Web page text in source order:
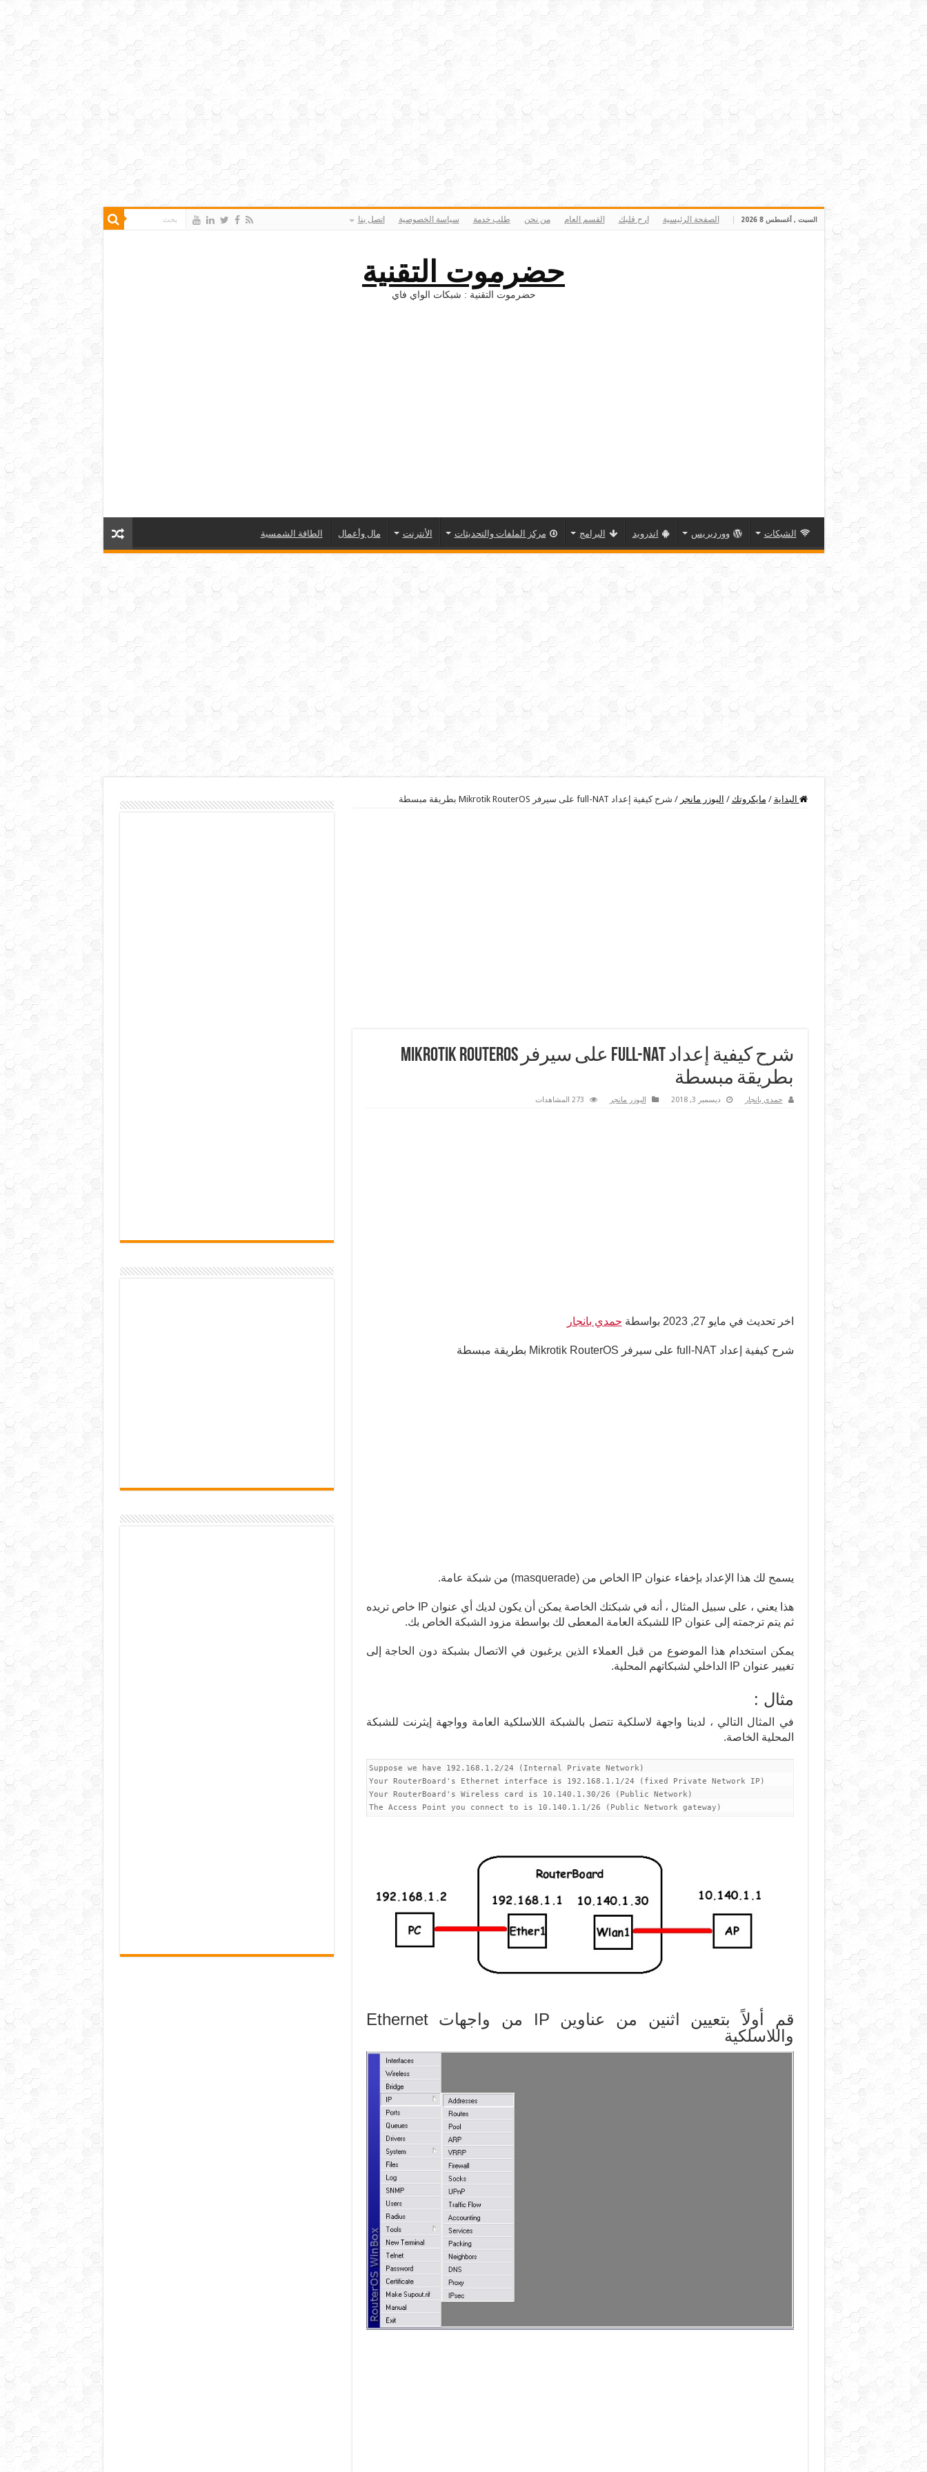
السبت , أغسطس 8 2026 الصفحة الرئيسية ارح قلبك القسم العام من نحن طلب خدمة سياسة الخصوصية اتصل بنا
حضرموت التقنية
حضرموت التقنية : شبكات الواي فاي
الشبكات ووردبريس اندرويد البرامج مركز الملفات والتحديثات الأنترنت مال وأعمال الطاقة الشمسية
البداية / مايكروتك / اليوزر مانجر / شرح كيفية إعداد full-NAT على سيرفر Mikrotik RouterOS بطريقة مبسطة
شرح كيفية إعداد full-NAT على سيرفر Mikrotik RouterOS
بطريقة مبسطة
حمدي بانجار ديسمبر 3, 2018 اليوزر مانجر 273 المشاهدات
اخر تحديث في مايو 27, 2023 بواسطة حمدي بانجار
شرح كيفية إعداد full-NAT على سيرفر Mikrotik RouterOS بطريقة مبسطة
يسمح لك هذا الإعداد بإخفاء عنوان IP الخاص من (masquerade) من شبكة عامة.
هذا يعني ، على سبيل المثال ، أنه في شبكتك الخاصة يمكن أن يكون لديك أي عنوان IP خاص تريده
ثم يتم ترجمته إلى عنوان IP للشبكة العامة المعطى لك بواسطة مزود الشبكة الخاص بك.
يمكن استخدام هذا الموضوع من قبل العملاء الذين يرغبون في الاتصال بشبكة دون الحاجة إلى
تغيير عنوان IP الداخلي لشبكاتهم المحلية.
مثال :
في المثال التالي ، لدينا واجهة لاسلكية تتصل بالشبكة اللاسلكية العامة وواجهة إيثرنت للشبكة
المحلية الخاصة.
Suppose we have 192.168.1.2/24 (Internal Private Network)
Your RouterBoard's Ethernet interface is 192.168.1.1/24 (fixed Private Network IP)
Your RouterBoard's Wireless card is 10.140.1.30/26 (Public Network)
The Access Point you connect to is 10.140.1.1/26 (Public Network gateway)
قم أولاً بتعيين اثنين من عناوين IP من واجهات Ethernet
واللاسلكية